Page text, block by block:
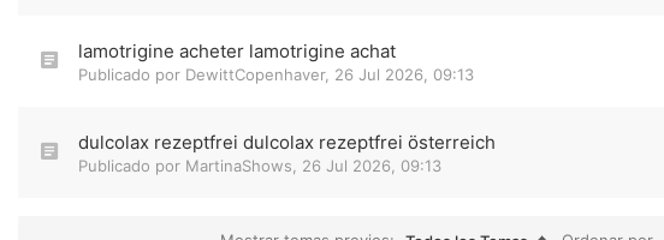
lamotrigine acheter lamotrigine achat
Publicado por DewittCopenhaver, 26 Jul 2026, 09:13
dulcolax rezeptfrei dulcolax rezeptfrei österreich
Publicado por MartinaShows 26 Jul 2026, 09:13